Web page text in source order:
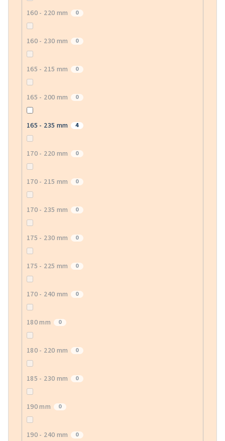
160 - 220 mm 0
160 - 230 mm 0
165 - 215 mm 0
165 - 200 mm 0
165 - 235 mm 4
170 - 220 mm 0
170 - 215 mm 0
170 - 235 mm 0
175 - 230 mm 0
175 - 225 mm 0
170 - 240 mm 0
180 mm 0
180 - 220 mm 0
185 - 230 mm 0
190 mm 0
190 - 240 mm 0